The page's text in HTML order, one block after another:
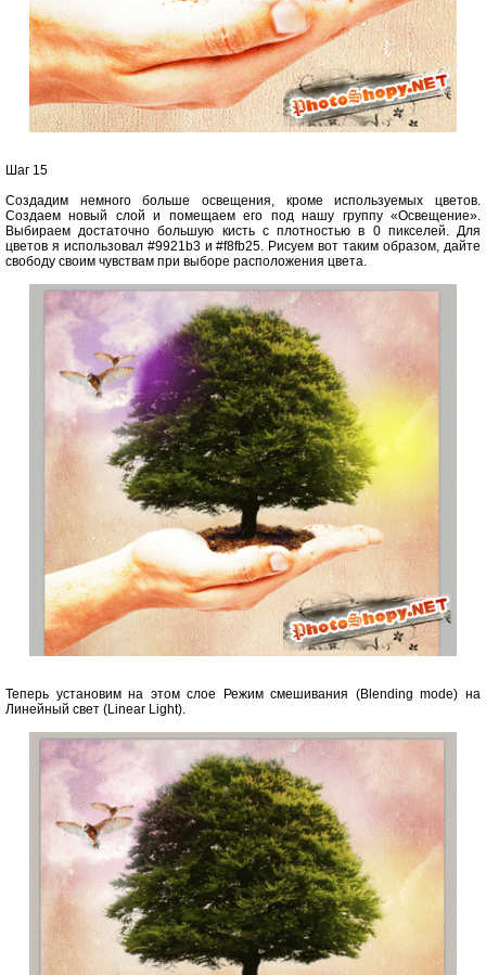
Шаг 15
Создадим немного больше освещения, кроме используемых цветов.
Создаем новый слой и помещаем его под нашу группу «Освещение».
Выбираем достаточно большую кисть с плотностью в 0 пикселей. Для
цветов я использовал #9921b3 и #f8fb25. Рисуем вот таким образом, дайте
свободу своим чувствам при выборе расположения цвета.
Теперь установим на этом слое Режим смешивания (Blending mode) на
Линейный свет (Linear Light).